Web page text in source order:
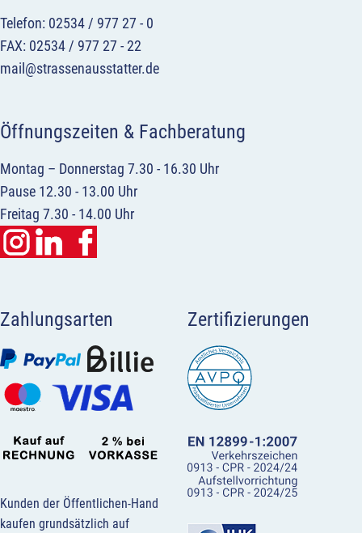
Telefon: 02534 / 977 27 - 0
FAX: 02534 / 977 27 - 22
mail@strassenausstatter.de
Öffnungszeiten & Fachberatung
Montag – Donnerstag 7.30 - 16.30 Uhr
Pause 12.30 - 13.00 Uhr
Freitag 7.30 - 14.00 Uhr
Zahlungsarten
Kunden der Öffentlichen-Hand
kaufen grundsätzlich auf
Zertifizierungen